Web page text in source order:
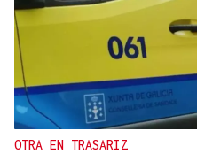
OTRA EN TRASARIZ